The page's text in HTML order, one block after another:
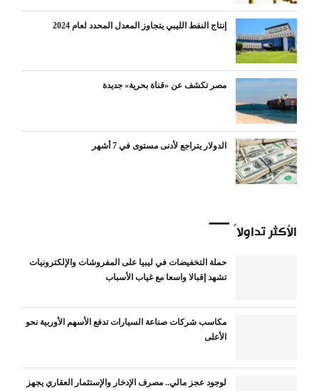
إنتاج النفط الليبي يتجاوز المعدل المحدد لعام 2024
مصر تكشف عن «قناة بحرية» جديدة
الدولار يتراجع لأدنى مستوى في 7 أشهر
الأكثر تداولاً
حملة التخفيضات في ليبيا على المفروشات والإلكترونيات
تشهد إقبالا واسعا مع غياب الأسباب
مكاسب شركات صناعة السيارات تدفع الأسهم الأوربية نحو
الأعلى
لوجود عجز مالي.. مصرف الإدخار والإستثمار العقاري يجهز